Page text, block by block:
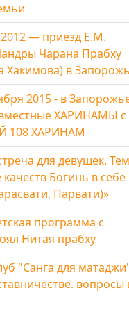
— приезд Е.М.
Чарана Прабху
Хакимова) в
2015 - в
ХАРИНАМЫ с
108 ХАРИНАМ
для девушек.
Богинь в себе
Парвати)»
программа с
Нитая прабху
"Санга для
вопросы